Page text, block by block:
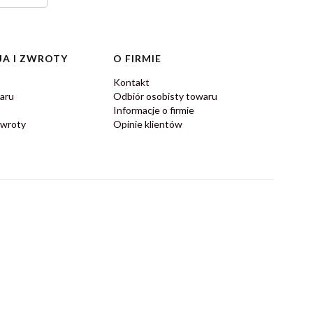
I ZWROTY
O FIRMIE
Kontakt
Odbiór osobisty towaru
Informacje o firmie
Opinie klientów